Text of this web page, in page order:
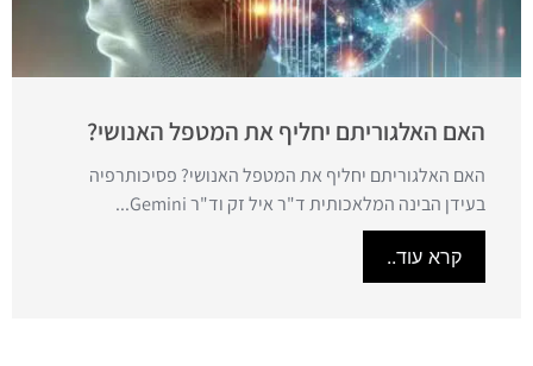
האם האלגוריתם יחליף את המטפל האנושי?
האם האלגוריתם יחליף את המטפל האנושי? פסיכותרפיה
בעידן הבינה המלאכותית ד"ר איל זק וד"ר Gemini...
קרא עוד..